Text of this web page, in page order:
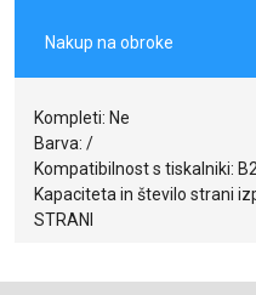
Nakup na obroke
Kompleti: Ne
Barva: /
Kompatibilnost s tiskalniki:
Kapaciteta in število strani
STRANI